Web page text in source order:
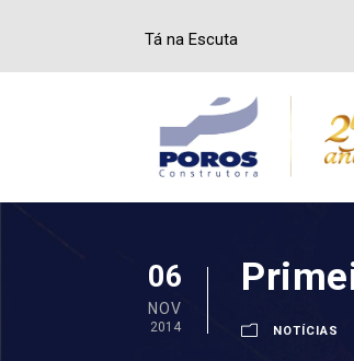
Tá na Escuta
06
NOV
2014 NOTÍCIAS